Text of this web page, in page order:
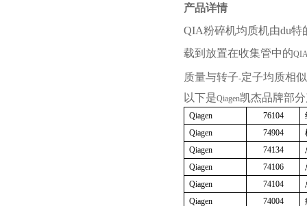
产品详情
QIA粉碎机均质机由du
载到放置在收集管中的
质量与转子-定子均质相似
以下是Qiagen凯杰品牌部
Qiagen 76104
Qiagen
74904
Qiagen
74134
Qiagen
74106
Qiagen
74104
Qiagen
74004